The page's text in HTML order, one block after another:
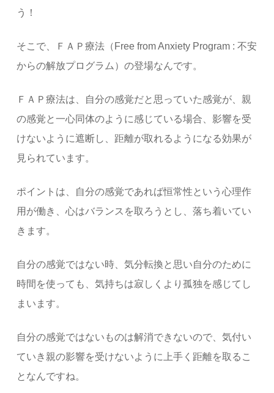
う！
そこで、ＦＡＰ療法（Free from Anxiety Program : 不安
からの解放プログラム）の登場なんです。
ＦＡＰ療法は、自分の感覚だと思っていた感覚が、親
の感覚と一心同体のように感じている場合、影響を受
けないように遮断し、距離が取れるようになる効果が
見られています。
ポイントは、自分の感覚であれば恒常性という心理作
用が働き、心はバランスを取ろうとし、落ち着いてい
きます。
自分の感覚ではない時、気分転換と思い自分のために
時間を使っても、気持ちは寂しくより孤独を感じてし
まいます。
自分の感覚ではないものは解消できないので、気付い
ていき親の影響を受けないように上手く距離を取るこ
となんですね。